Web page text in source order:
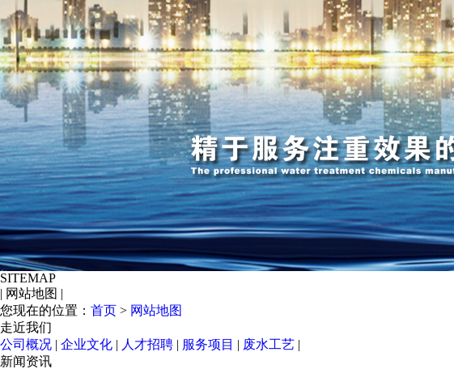
SITEMAP
| 网站地图 |
您现在的位置： 首页 > 网站地图
走近我们
公司概况 | 企业文化 | 人才招聘 | 服务项目 | 废水工艺 |
新闻资讯